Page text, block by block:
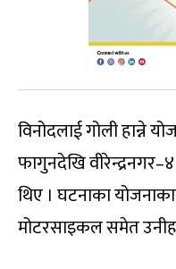
विनोदलाई गोली हान्ने
फागुनदेखि
थिए । घटनाका
मोटरसाइकल समेत